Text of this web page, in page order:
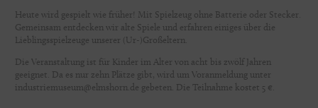
Heute wird gespielt wie früher! Mit Spielzeug ohne Batterie oder Stecker.
Gemeinsam entdecken wir alte Spiele und erfahren einiges über die
Lieblingsspielzeuge unserer (Ur-)Großeltern.
Die Veranstaltung ist für Kinder im Alter von acht bis zwölf Jahren
geeignet. Da es nur zehn Plätze gibt, wird um Voranmeldung unter
industriemuseum@elmshorn.de gebeten. Die Teilnahme kostet 5 €.